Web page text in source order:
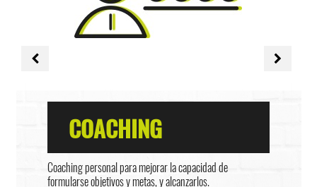
COACHING
Coaching personal para mejorar la capacidad de
formularse objetivos y metas, y alcanzarlos.